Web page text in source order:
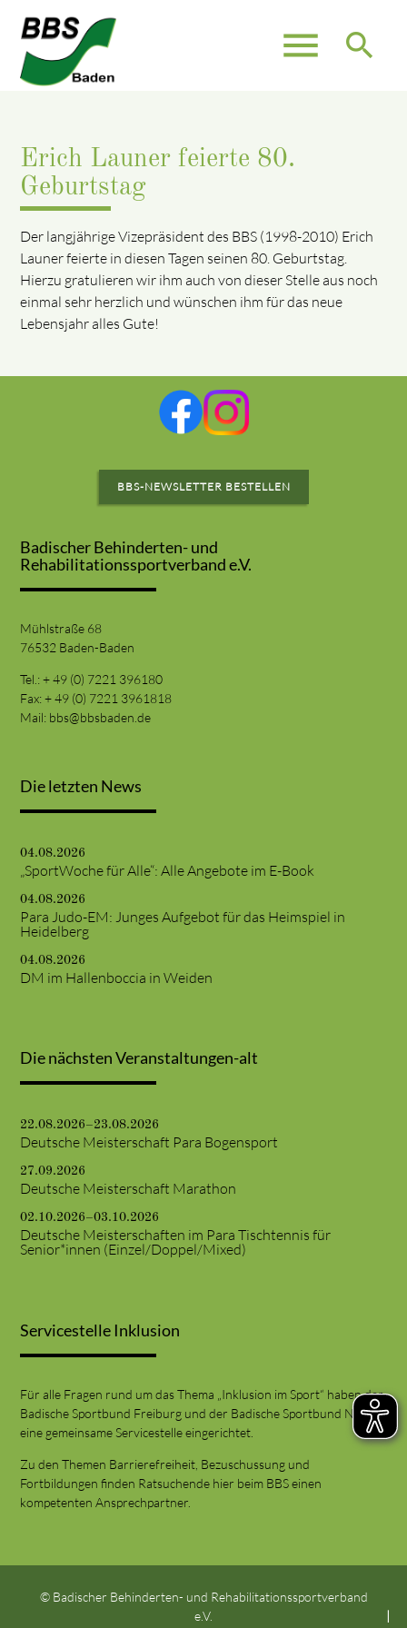
menu search
Erich Launer feierte 80.
Geburtstag
Der langjährige Vizepräsident des BBS (1998-2010) Erich
Launer feierte in diesen Tagen seinen 80. Geburtstag.
Hierzu gratulieren wir ihm auch von dieser Stelle aus noch
einmal sehr herzlich und wünschen ihm für das neue
Lebensjahr alles Gute!
BBS-NEWSLETTER BESTELLEN
Badischer Behinderten- und
Rehabilitationssportverband e.V.
Mühlstraße 68
76532 Baden-Baden
Tel.: + 49 (0) 7221 396180
Fax: + 49 (0) 7221 3961818
Mail: bbs@bbsbaden.de
Die letzten News
04.08.2026
„SportWoche für Alle“: Alle Angebote im E-Book
04.08.2026
Para Judo-EM: Junges Aufgebot für das Heimspiel in
Heidelberg
04.08.2026
DM im Hallenboccia in Weiden
Die nächsten Veranstaltungen-alt
22.08.2026–23.08.2026
Deutsche Meisterschaft Para Bogensport
27.09.2026
Deutsche Meisterschaft Marathon
02.10.2026–03.10.2026
Deutsche Meisterschaften im Para Tischtennis für
Senior*innen (Einzel/Doppel/Mixed)
Servicestelle Inklusion
Für alle Fragen rund um das Thema „Inklusion im Sport“ haben der
Badische Sportbund Freiburg und der Badische Sportbund Nord
eine gemeinsame Servicestelle eingerichtet.
Zu den Themen Barrierefreiheit, Bezuschussung und
Fortbildungen finden Ratsuchende hier beim BBS einen
kompetenten Ansprechpartner.
© Badischer Behinderten- und Rehabilitationssportverband
e.V.